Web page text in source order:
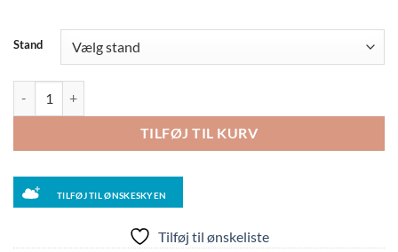
Stand
TILFØJ TIL KURV
TILFØJ TIL ØNSKESKYEN
Tilføj til ønskeliste